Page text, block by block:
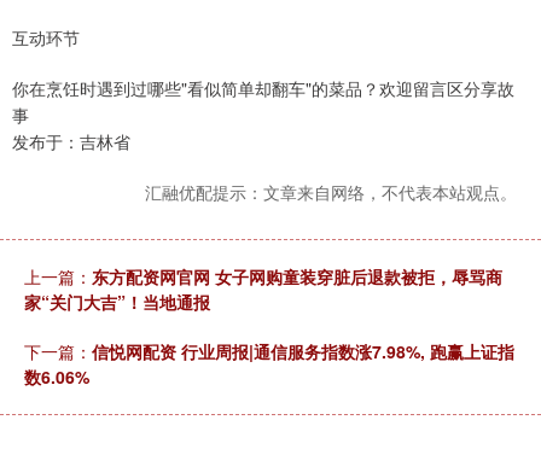
互动环节
你在烹饪时遇到过哪些"看似简单却翻车"的菜品？欢迎留言区分享故
事
发布于：吉林省
汇融优配提示：文章来自网络，不代表本站观点。
上一篇： 东方配资网官网 女子网购童装穿脏后退款被拒，辱骂商
家“关门大吉”！当地通报
下一篇： 信悦网配资 行业周报|通信服务指数涨7.98%, 跑赢上证指
数6.06%